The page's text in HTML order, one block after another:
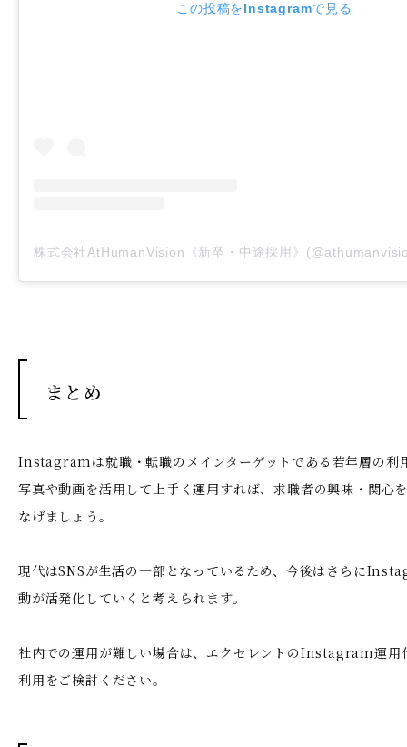
この投稿をInstagramで見る
まとめ
Instagramは就職・転職のメインターゲットである若年層の利
写真や動画を活用して上手く運用すれば、求職者の興味・関心
なげましょう。
現代はSNSが生活の一部となっているため、今後はさらに
動が活発化していくと考えられます。
社内での運用が難しい場合は、エクセレントのInstagram運用
利用をご検討ください。